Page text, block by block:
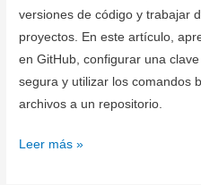
versiones de código y trabajar
proyectos. En este artículo,
en GitHub, configurar una
segura y utilizar los comandos
archivos a un repositorio.
Cómo
Leer más »